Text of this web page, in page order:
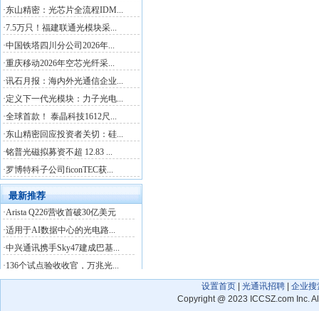
设置首页 光通讯招聘
企业搜
Copyright @ 2023 ICCSZ.com Inc.